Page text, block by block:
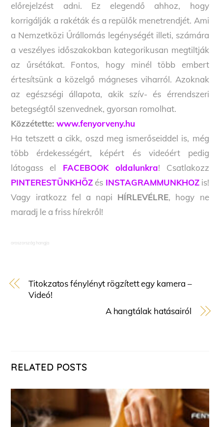
előrejelzést adni. Ez elegendő ahhoz, hogy
korrigálják a rakéták és a repülők menetrendjét. Ami
a Nemzetközi Űrállomás legénységét illeti, számára
a veszélyes időszakokban kategorikusan megtiltják
az űrsétákat. Fontos, hogy minél több embert
értesítsünk a közelgő mágneses viharról. Azoknak
az egészségi állapota, akik szív- és érrendszeri
betegségtől szenvednek, gyorsan romolhat.
Közzétette:www.fenyorveny.hu
Ha tetszett a cikk, oszd meg ismerőseiddel is, még
több érdekességért, képért és videóért pedig
látogass el FACEBOOK oldalunkra! Csatlakozz
PINTERESTÜNKHÖZ és INSTAGRAMMUNKHOZis!
Vagy iratkozz fel a napi HÍRLEVÉLRE, hogy ne
maradj le a friss hírekről!
oroszország hangja
Titokzatos fénylényt rögzített egy kamera –
Videó!
A hangtálak hatásairól
RELATED POSTS